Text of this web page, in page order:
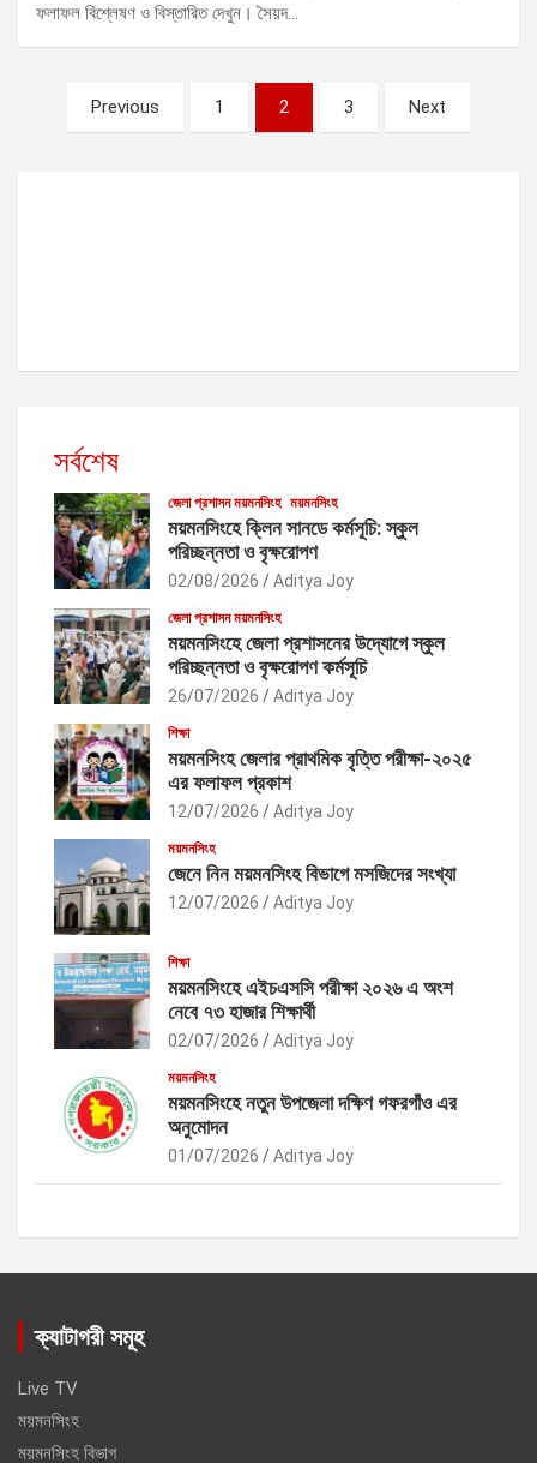
ফলাফল বিশ্লেষণ ও বিস্তারিত দেখুন। সৈয়দ…
g
Previous 1 2 3 Next
সর্বশেষ
জেলা প্রশাসন ময়মনসিংহ ময়মনসিংহ
ময়মনসিংহে ক্লিন সানডে কর্মসূচি: স্কুল
পরিচ্ছন্নতা ও বৃক্ষরোপণ
02/08/2026 Aditya Joy
জেলা প্রশাসন ময়মনসিংহ
ময়মনসিংহে জেলা প্রশাসনের উদ্যোগে স্কুল
পরিচ্ছন্নতা ও বৃক্ষরোপণ কর্মসূচি
26/07/2026 Aditya Joy
শিক্ষা
ময়মনসিংহ জেলার প্রাথমিক বৃত্তি পরীক্ষা-২০২৫
এর ফলাফল প্রকাশ
12/07/2026 Aditya Joy
ময়মনসিংহ
জেনে নিন ময়মনসিংহ বিভাগে মসজিদের সংখ্যা
12/07/2026 Aditya Joy
শিক্ষা
ময়মনসিংহে এইচএসসি পরীক্ষা ২০২৬ এ অংশ
নেবে ৭৩ হাজার শিক্ষার্থী
02/07/2026 Aditya Joy
ময়মনসিংহ
ময়মনসিংহে নতুন উপজেলা দক্ষিণ গফরগাঁও এর
অনুমোদন
01/07/2026 Aditya Joy
ক্যাটাগরী সমূহ
Live TV
ময়মনসিংহ
ময়মনসিংহ বিভাগ